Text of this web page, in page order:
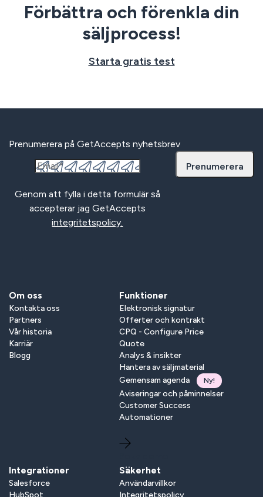
Förbättra och förenkla din
säljprocess!
Starta gratis test
Prenumerera på GetAccepts nyhetsbrev
Genom att fylla i detta formulär så
accepterar jag GetAccepts
integritetspolicy.
Om oss
Kontakta oss
Partners
Vår historia
Karriär
Blogg
Funktioner
Elektronisk signatur
Offerter och kontrakt
CPQ - Configure Price
Quote
Analys & insikter
Hantera av säljmaterial
Gemensam agenda
Ny!
Aviseringar och påminnelser
Customer Success
Automationer
Integrationer
Salesforce
HubSpot
Säkerhet
Användarvillkor
Integritetspolicy